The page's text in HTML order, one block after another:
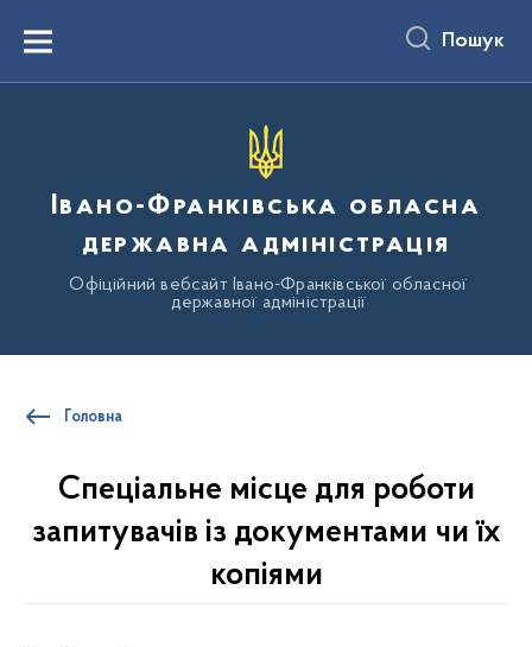
вмістуMenu Пошук
Івано-Франківська обласна
державна адміністрація
Офіційний вебсайт Івано-Франківської обласної
державної адміністрації
Головна
Спеціальне місце для роботи
запитувачів із документами чи їх
копіями